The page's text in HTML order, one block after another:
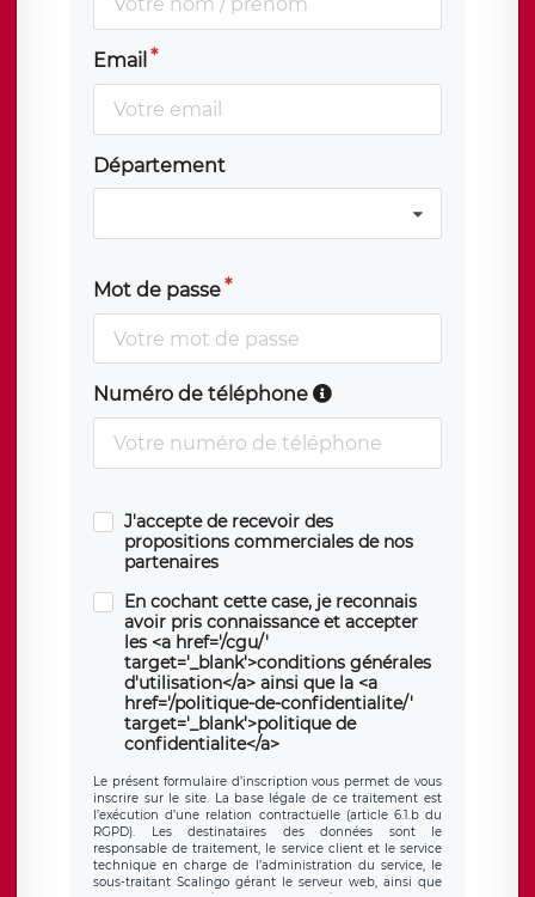
Email
Département
Mot de passe
Numéro de téléphone
J'accepte de recevoir des
propositions commerciales de nos
partenaires
En cochant cette case, je reconnais
avoir pris connaissance et accepter
les <a href='/cgu/'
target='_blank'>conditions générales
d'utilisation</a> ainsi que la <a
href='/politique-de-confidentialite/'
target='_blank'>politique de
confidentialite</a>
Le présent formulaire d’inscription vous permet de vous
inscrire sur le site. La base légale de ce traitement est
l’exécution d’une relation contractuelle (article 6.1.b du
RGPD). Les destinataires des données sont le
responsable de traitement, le service client et le service
technique en charge de l’administration du service, le
sous-traitant Scalingo gérant le serveur web, ainsi que